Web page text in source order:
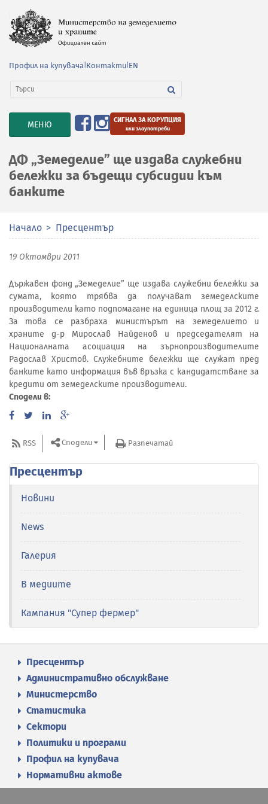
Профил на купувача Контакти EN
TOGGLE
NAVIGATION
МЕНЮ СИГНАЛ ЗА КОРУПЦИЯ
или злоупотреби
ДФ „Земеделие” ще издава служебни
бележки за бъдещи субсидии към
банките
Начало Пресцентър
19 Октомври 2011
Държавен фонд „Земеделие” ще издава служебни бележки за
сумата, която трябва да получават земеделските
производители като подпомагане на единица площ за 2012 г.
За това се разбраха министърът на земеделието и
храните д-р Мирослав Найденов и председателят на
Националната асоциация на зърнопроизводителите
Радослав Христов. Служебните бележки ще служат пред
банките като информация във връзка с кандидатстване за
кредити от земеделските производители.
Сподели в:
RSS Сподели Разпечатай
Пресцентър
Новини
News
Галерия
В медиите
Кампания "Супер фермер"
Пресцентър
Административно обслужване
Министерство
Статистика
Сектори
Политики и програми
Профил на купувача
Нормативни актове